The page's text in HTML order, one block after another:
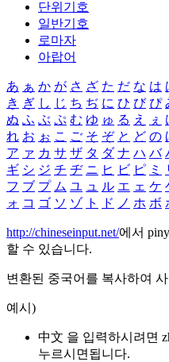
단위기호
일반기호
로마자
아랍어
あ ぁ か が さ ざ た だ な は
き ぎ し じ ち ぢ に ひ び ぴ
ぬ ふ ぶ ぷ む ゆ ゅ る え ぇ
れ お ぉ こ ご そ ぞ と ど の
ア ァ カ サ ザ タ ダ ナ ハ バ
ギ シ ジ チ ヂ ニ ヒ ビ ピ ミ
フ ブ プ ム ユ ュ ル エ ェ ケ
ォ コ ゴ ソ ゾ ト ド ノ ホ ボ
http://chineseinput.net/에서
할 수 있습니다.
변환된 중국어를 복사하여
예시)
中文 을 입력하시려면
누르시면됩니다.